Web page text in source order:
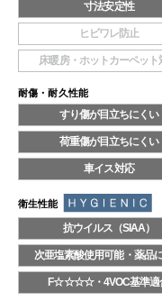
寸法安定性
ヒビワレ防止
床暖房・ホットカーペット
耐傷・耐久性能
すり傷が目立ちにくい
荷重傷が目立ちにくい
車イス対応
衛生性能
抗ウイルス（SIAA）
次亜塩素酸使用可能・薬品
F☆☆☆☆・4VOC基準適